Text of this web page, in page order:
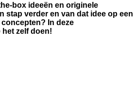
box ideeën en originele
stap verder en van dat idee op een
In deze
zelf doen!